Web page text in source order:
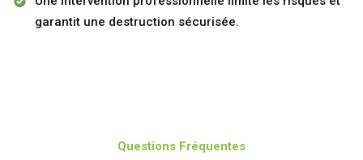
garantit une destruction sécurisée.
Questions Fréquentes